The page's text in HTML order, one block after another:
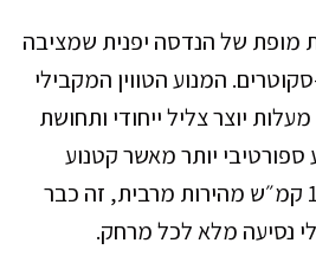
מופת של הנדסה יפנית שמציבה
המנוע הטווין המקבילי
עם גל הארכובה ב-360 מעלות יוצר צליל ייחודי ותחושת
ספורטיבי יותר מאשר קטנוע
מסורתי. עם יותר מ-180 קמ״ש מהירות מרבית, זה כבר
נסיעה מלא לכל מרחק.